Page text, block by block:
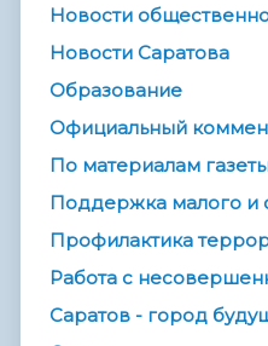
Новости
Новости Саратова
Образование
Официальный
По материалам
Поддержка малого и
Профилактика
Работа с
Саратов - город